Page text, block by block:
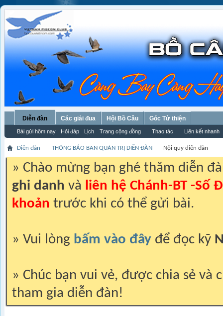
Diễn đàn
Bài gửi hôm nay Hỏi đáp Lịch Trang cộng đồng Thao tác Liên kết nhanh
Các giải đua Hội Bồ Câu Góc Từ thiện
Diễn đàn THÔNG BÁO BAN QUẢN TRỊ DIỄN ĐÀN Nội quy diễn đàn
» Chào mừng bạn ghé thăm diễn
ghi danh và liên hệ Chánh-BT -Số
khoản trước khi có thể gửi bài.
» Vui lòng bấm vào đây để đọc kỹ
» Chúc bạn vui vẻ, được chia sẻ và
tham gia diễn đàn!